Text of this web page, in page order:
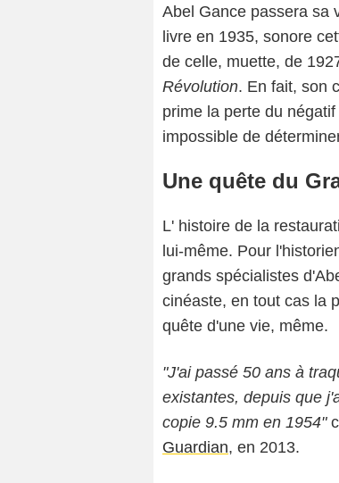
Abel Gance passera sa
livre en 1935, sonore
de celle, muette, de
Révolution. En fait, son
prime la perte du
impossible de
Une quête du
L' histoire de la
lui-même. Pour
grands spécialistes
cinéaste, en tout cas la
quête d'une vie, même.
"J'ai passé 50 ans à
existantes, depuis que
copie 9.5 mm en 1954"
Guardian, en 2013.